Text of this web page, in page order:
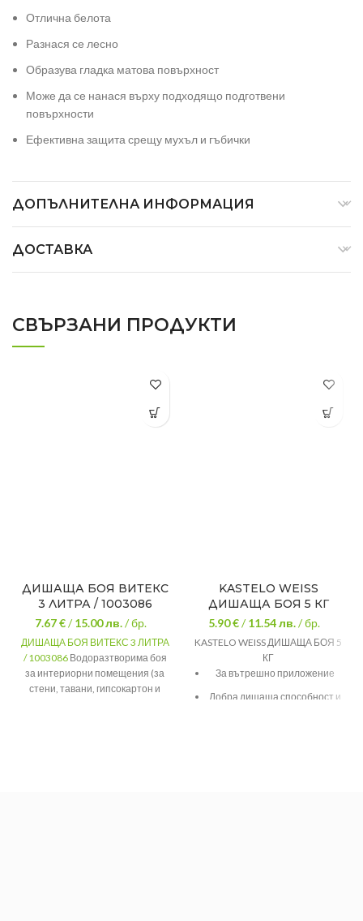
Отлична белота
Разнася се лесно
Образува гладка матова повърхност
Може да се нанася върху подходящо подготвени
повърхности
Ефективна защита срещу мухъл и гъбички
ДОПЪЛНИТЕЛНА ИНФОРМАЦИЯ
ДОСТАВКА
СВЪРЗАНИ ПРОДУКТИ
ДИШАЩА БОЯ ВИТЕКС
3 ЛИТРА / 1003086
7.67 €/15.00лв./ бр.
ДИШАЩА БОЯ ВИТЕКС 3 ЛИТРА
/ 1003086Водоразтворима боя
за интериорни помещения (за
стени, тавани, гипсокартон и
KASTELO WEISS
ДИШАЩА БОЯ 5 КГ
5.90 €/11.54лв./ бр.
KASTELO WEISS ДИШАЩА БОЯ 5
КГ
За вътрешно приложение
Добра дишаща способност и